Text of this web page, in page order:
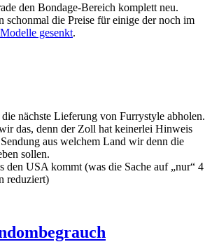
den Bondage-Bereich komplett neu.
schonmal die Preise für einige der noch im
Modelle gesenkt.
nächste Lieferung von Furrystyle abholen.
das, denn der Zoll hat keinerlei Hinweis
aus welchem Land wir denn die
sollen.
den USA kommt (was die Sache auf „nur“ 4
reduziert)